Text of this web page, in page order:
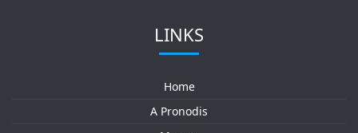
LINKS
Home
A Pronodis